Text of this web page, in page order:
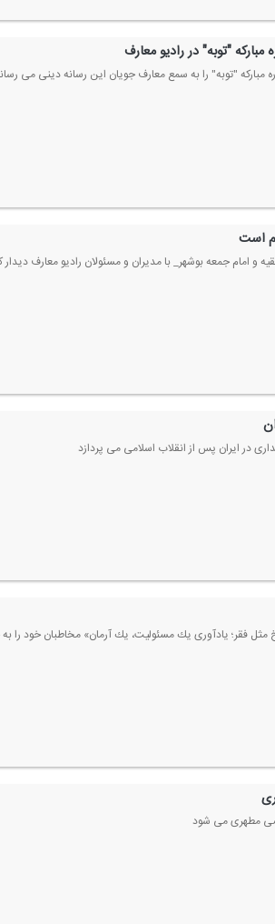
"توبه" در رادیو معارف
"توبه" را به سمع معارف جویان این رسانه دینی می
است
و امام جمعه بوشهر_ با مدیران و مسئولان رادیو معارف دیدار
در ایران پس از انقلاب اسلامی می پردازد
مثل فقر؛ یادآوری یك مسئولیت، یك آرمان» مخاطبان خود را
مطهری می شود